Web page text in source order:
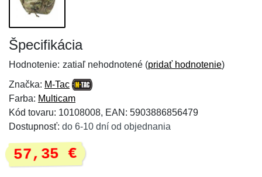
Špecifikácia
Hodnotenie: zatiaľ nehodnotené (pridať hodnotenie)
Značka: M-Tac
Farba: Multicam
Kód tovaru: 10108008, EAN: 5903886856479
Dostupnosť: do 6-10 dní od objednania
57,35 €